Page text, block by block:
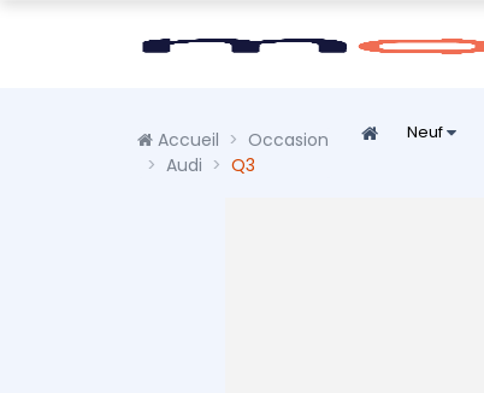
Neuf
Accueil
Occasion
Audi
Q3